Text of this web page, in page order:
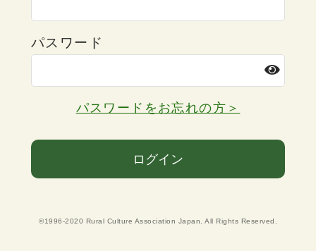
パスワード
パスワードをお忘れの方＞
ログイン
©1996-2020 Rural Culture Association Japan. All Rights Reserved.